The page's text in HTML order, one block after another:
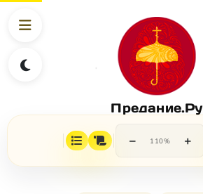
Предание.Ру
− 110% +